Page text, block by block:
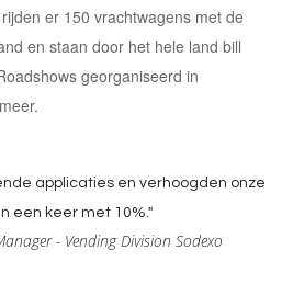
er 150 vrachtwagens met de
en staan door het hele land bill
georganiseerd in
applicaties en verhoogden onze
een keer met 10%."
- Vending Division Sodexo